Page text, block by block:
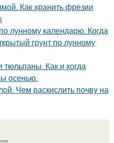
Как хранить фрезии
лунному календарю. Когда
грунт по лунному
тюльпаны. Как и когда
осенью.
Чем раскислить почву на